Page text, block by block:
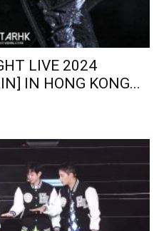
LIVE 2024
IN HONG KONG...